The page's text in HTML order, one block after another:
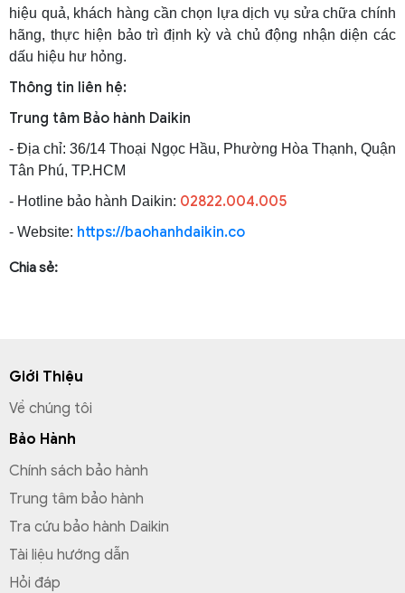
hiệu quả, khách hàng cần chọn lựa dịch vụ sửa chữa chính
hãng, thực hiện bảo trì định kỳ và chủ động nhận diện các
dấu hiệu hư hỏng.
Thông tin liên hệ:
Trung tâm Bảo hành Daikin
- Địa chỉ: 36/14 Thoại Ngọc Hầu, Phường Hòa Thạnh, Quận
Tân Phú, TP.HCM
- Hotline bảo hành Daikin: 02822.004.005
- Website: https://baohanhdaikin.co
Chia sẻ:
Giới Thiệu
Về chúng tôi
Bảo Hành
Chính sách bảo hành
Trung tâm bảo hành
Tra cứu bảo hành Daikin
Tài liệu hướng dẫn
Hỏi đáp